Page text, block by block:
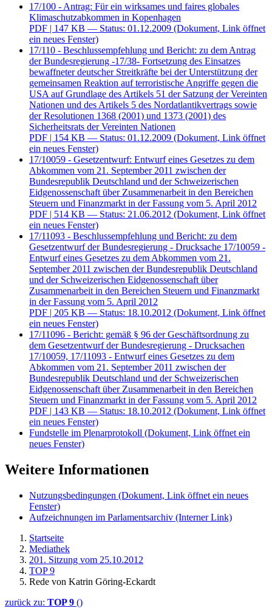
17/100 - Antrag: Für ein wirksames und faires globales
Klimaschutzabkommen in Kopenhagen
PDF | 147 KB — Status: 01.12.2009 (Dokument, Link öffnet
ein neues Fenster)
17/110 - Beschlussempfehlung und Bericht: zu dem Antrag
der Bundesregierung -17/38- Fortsetzung des Einsatzes
bewaffneter deutscher Streitkräfte bei der Unterstützung der
gemeinsamen Reaktion auf terroristische Angriffe gegen die
USA auf Grundlage des Artikels 51 der Satzung der Vereinten
Nationen und des Artikels 5 des Nordatlantikvertrags sowie
der Resolutionen 1368 (2001) und 1373 (2001) des
Sicherheitsrats der Vereinten Nationen
PDF | 154 KB — Status: 01.12.2009 (Dokument, Link öffnet
ein neues Fenster)
17/10059 - Gesetzentwurf: Entwurf eines Gesetzes zu dem
Abkommen vom 21. September 2011 zwischen der
Bundesrepublik Deutschland und der Schweizerischen
Eidgenossenschaft über Zusammenarbeit in den Bereichen
Steuern und Finanzmarkt in der Fassung vom 5. April 2012
PDF | 514 KB — Status: 21.06.2012 (Dokument, Link öffnet
ein neues Fenster)
17/11093 - Beschlussempfehlung und Bericht: zu dem
Gesetzentwurf der Bundesregierung - Drucksache 17/10059 -
Entwurf eines Gesetzes zu dem Abkommen vom 21.
September 2011 zwischen der Bundesrepublik Deutschland
und der Schweizerischen Eidgenossenschaft über
Zusammenarbeit in den Bereichen Steuern und Finanzmarkt
in der Fassung vom 5. April 2012
PDF | 205 KB — Status: 18.10.2012 (Dokument, Link öffnet
ein neues Fenster)
17/11096 - Bericht: gemäß § 96 der Geschäftsordnung zu
dem Gesetzentwurf der Bundesregierung - Drucksachen
17/10059, 17/11093 - Entwurf eines Gesetzes zu dem
Abkommen vom 21. September 2011 zwischen der
Bundesrepublik Deutschland und der Schweizerischen
Eidgenossenschaft über Zusammenarbeit in den Bereichen
Steuern und Finanzmarkt in der Fassung vom 5. April 2012
PDF | 143 KB — Status: 18.10.2012 (Dokument, Link öffnet
ein neues Fenster)
Fundstelle im Plenarprotokoll (Dokument, Link öffnet ein
neues Fenster)
Weitere Informationen
Nutzungsbedingungen (Dokument, Link öffnet ein neues
Fenster)
Aufzeichnungen im Parlamentsarchiv (Interner Link)
Startseite
Mediathek
201. Sitzung vom 25.10.2012
TOP 9
Rede von Katrin Göring-Eckardt
zurück zu: TOP 9 ()